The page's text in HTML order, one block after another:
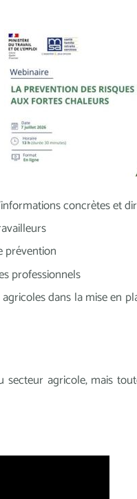
concrètes et
prévention
professionnels
dans la mise en
secteur agricole, mais